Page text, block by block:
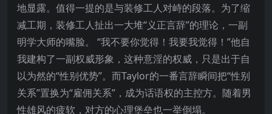
地显露。值得一提的是与装修工人对峙的段落。为了缩
减工期，装修工人扯出一大堆“义正言辞”的理论，一副
明学大师的嘴脸。 “我不要你觉得！我要我觉得！”他自
我建构了一副权威形象，这种意淫的权威，只是出于自
以为然的“性别优势”。而Taylor的一番言辞瞬间把“性别
关系”置换为“雇佣关系”，成为话语权的主控方。随着男
性雄风的疲软，对方的心理堡垒也一举倒塌。